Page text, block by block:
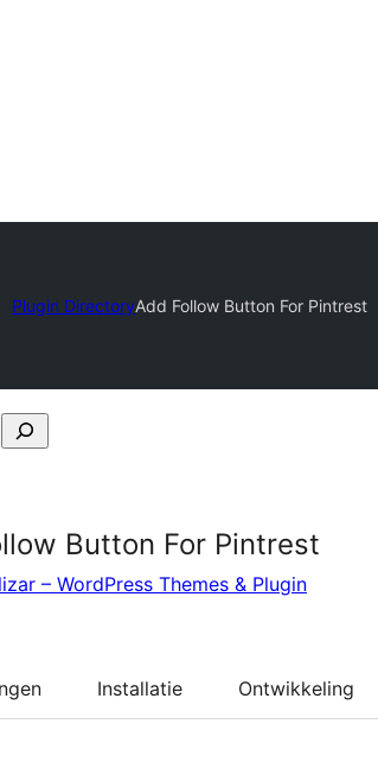
Plugin DirectoryAdd Follow Button For Pintrest
Button For Pintrest
– WordPress Themes & Plugin
Installatie Ontwikkeling